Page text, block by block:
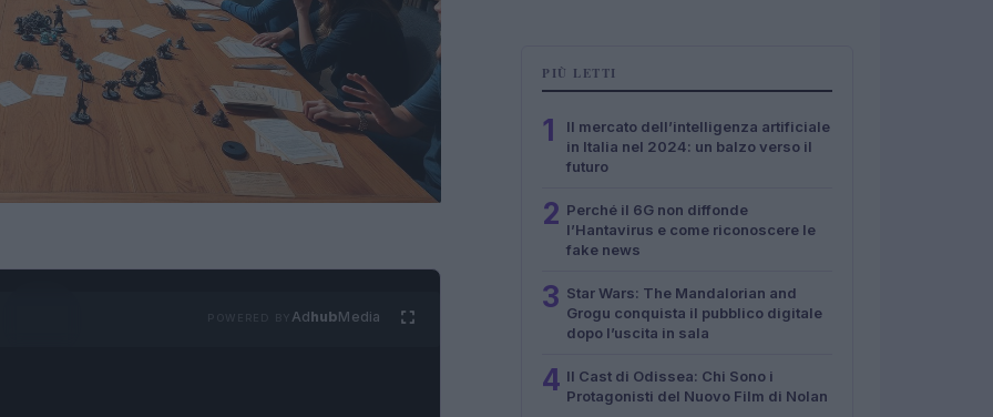
AdhubMedia
PIÙ LETTI
1
Il mercato dell’intelligenza artificiale
in Italia nel 2024: un balzo verso il
futuro
2 Perché il 6G non diffonde
l’Hantavirus e come riconoscere le
fake news
3 Star Wars: The Mandalorian and
Grogu conquista il pubblico digitale
dopo l’uscita in sala
4 Il Cast di Odissea: Chi Sono i
Protagonisti del Nuovo Film di Nolan